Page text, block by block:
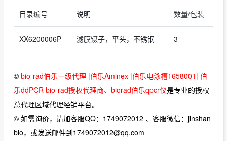
目录编号 说明 数量/包装
XX6200006P 滤膜镊子，平头，不锈钢 3
© bio-rad伯乐一级代理 |伯乐Aminex |伯乐电泳槽1658001| 伯
乐ddPCR bio-rad授权代理商、biorad伯乐qpcr仪是专业的授权
总代理区域代理经销平台。
© 如需询价，请加客服QQ：1749072012 、客服微信：jinshan
bio，或发送邮件到1749072012@qq.com